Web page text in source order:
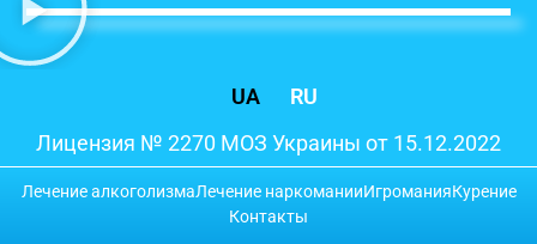
Лицензия № 2270 МОЗ Украины от 15.12.2022
UA RU
Лечение алкоголизмаЛечение наркоманииИгроманияКурение
Контакты